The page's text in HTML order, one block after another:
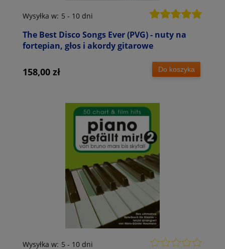
The Best Disco Songs Ever (PVG) - nuty na
fortepian, głos i akordy gitarowe
Wysyłka w: 5 - 10 dni
158,00 zł Do koszyka
Wysyłka w: 5 - 10 dni